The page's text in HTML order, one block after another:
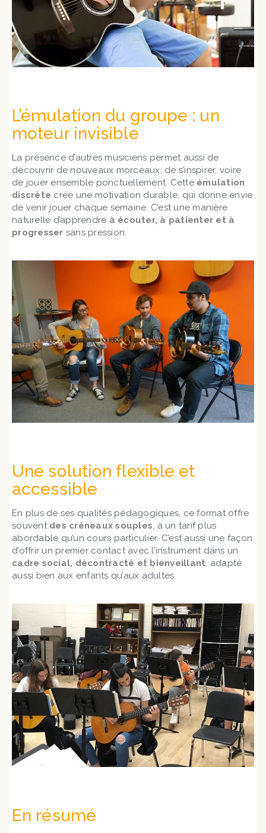
L’émulation du groupe : un
moteur invisible
La présence d’autres musiciens permet aussi de
découvrir de nouveaux morceaux, de s’inspirer, voire
de jouer ensemble ponctuellement. Cette émulation
discrète crée une motivation durable, qui donne envie
de venir jouer chaque semaine. C’est une manière
naturelle d’apprendre à écouter, à patienter et à
progresser sans pression.
Une solution flexible et
accessible
En plus de ses qualités pédagogiques, ce format offre
souvent des créneaux souples , à un tarif plus
abordable qu’un cours particulier. C’est aussi une façon
d’offrir un premier contact avec l’instrument dans un
cadre social, décontracté et bienveillant , adapté
aussi bien aux enfants qu’aux adultes.
En résumé